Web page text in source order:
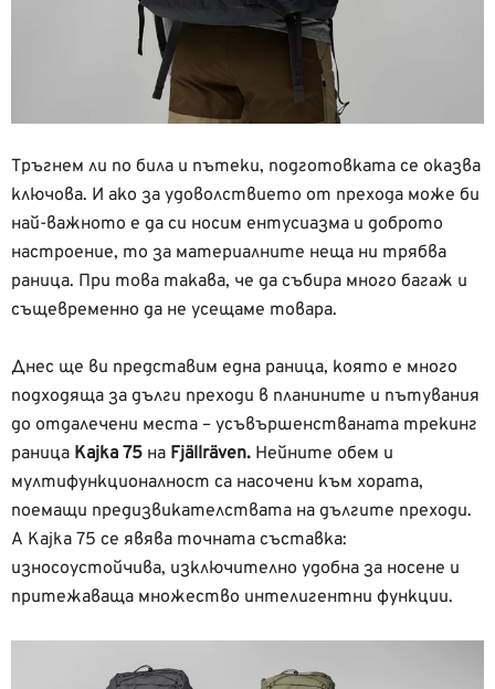
Тръгнем ли по била и пътеки, подготовката се оказва
ключова. И ако за удоволствието от прехода може би
най-важното е да си носим ентусиазма и доброто
настроение, то за материалните неща ни трябва
раница. При това такава, че да събира много багаж и
същевременно да не усещаме товара.
Днес ще ви представим една раница, която е много
подходяща за дълги преходи в планините и пътувания
до отдалечени места – усъвършенстваната трекинг
раница Kajka 75 нa Fjällräven. Нейните обем и
мултифункционалност са насочени към хората,
поемащи предизвикателствата на дългите преходи.
А Kajka 75 се явява точната съставка:
износоустойчива, изключително удобна за носене и
притежаваща множество интелигентни функции.